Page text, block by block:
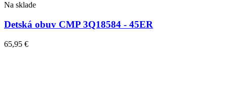
Na sklade
Detská obuv CMP 3Q18584 - 45ER
65,95 €